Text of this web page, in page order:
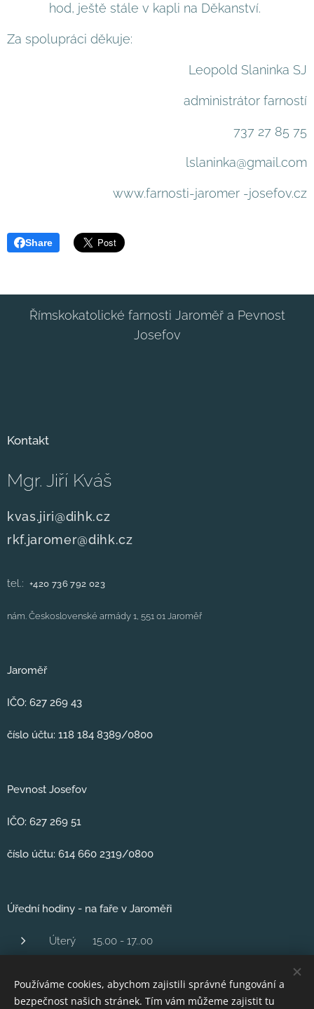
hod, ještě stále v kapli na Děkanství.
Za spolupráci děkuje:
Leopold Slaninka SJ
administrátor farností
737 27 85 75
lslaninka@gmail.com
www.farnosti-jaromer -josefov.cz
Share
Římskokatolické farnosti Jaroměř a Pevnost
Josefov
Kontakt
Mgr. Jiří Kváš
kvas.jiri@dihk.cz
rkf.jaromer@dihk.cz
tel.: +420 736 792 023
nám. Československé armády 1, 551 01 Jaroměř
Jaroměř
IČO: 627 269 43
číslo účtu: 118 184 8389/0800
Pevnost Josefov
IČO: 627 269 51
číslo účtu: 614 660 2319/0800
Úřední hodiny - na faře v Jaroměři
Úterý 15.00 - 17..00
Čtvrtek 16,00 - 18.00
Používáme cookies, abychom zajistili správné fungování a
bezpečnost našich stránek. Tím vám můžeme zajistit tu